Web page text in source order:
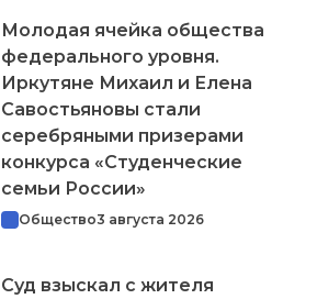
Молодая ячейка общества
федерального уровня.
Иркутяне Михаил и Елена
Савостьяновы стали
серебряными призерами
конкурса «Студенческие
семьи России»
Общество3 августа 2026
Суд взыскал с жителя